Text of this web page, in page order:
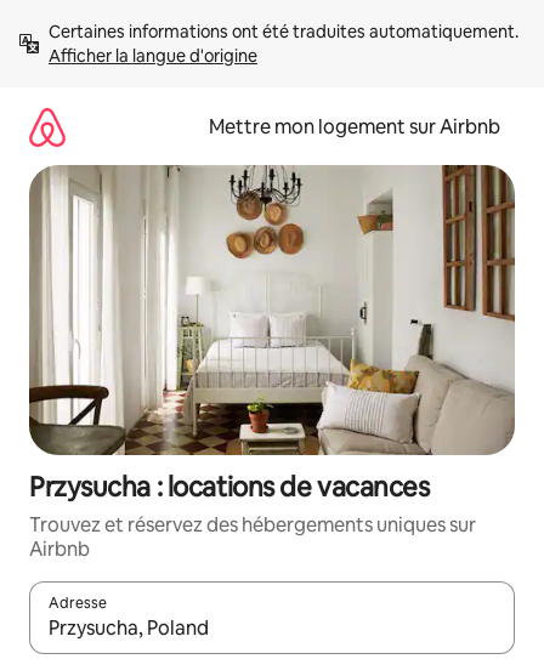
directement
Afficher la langue d'origine
Mettre mon logement sur Airbnb
Przysucha : locations de vacances
Trouvez et réservez des hébergements uniques sur
Airbnb
Adresse
Lorsque les résultats s'affichent, utilisez les flèches vers le